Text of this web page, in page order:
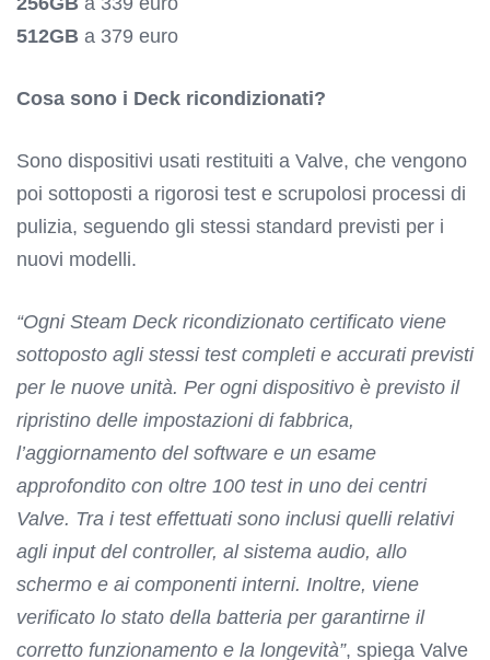
512GB a 379 euro
Cosa sono i Deck ricondizionati?
Sono dispositivi usati restituiti a Valve, che vengono
poi sottoposti a rigorosi test e scrupolosi processi di
pulizia, seguendo gli stessi standard previsti per i
nuovi modelli.
“Ogni Steam Deck ricondizionato certificato viene
sottoposto agli stessi test completi e accurati previsti
per le nuove unità. Per ogni dispositivo è previsto il
ripristino delle impostazioni di fabbrica,
l’aggiornamento del software e un esame
approfondito con oltre 100 test in uno dei centri
Valve. Tra i test effettuati sono inclusi quelli relativi
agli input del controller, al sistema audio, allo
schermo e ai componenti interni. Inoltre, viene
verificato lo stato della batteria per garantirne il
corretto funzionamento e la longevità”, spiega Valve